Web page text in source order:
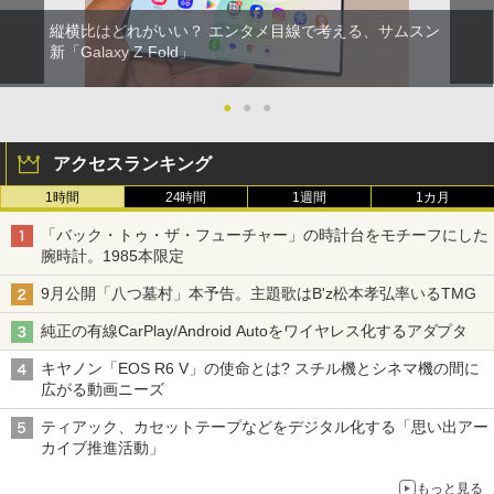
縦横比はどれがいい？ エンタメ目線で考える、サムスン
新「Galaxy Z Fold」
● ● ●
アクセスランキング
1時間 24時間 1週間 1カ月
「バック・トゥ・ザ・フューチャー」の時計台をモチーフにした
腕時計。1985本限定
9月公開「八つ墓村」本予告。主題歌はB'z松本孝弘率いるTMG
純正の有線CarPlay/Android Autoをワイヤレス化するアダプタ
キヤノン「EOS R6 V」の使命とは? スチル機とシネマ機の間に
広がる動画ニーズ
ティアック、カセットテープなどをデジタル化する「思い出アー
カイブ推進活動」
もっと見る